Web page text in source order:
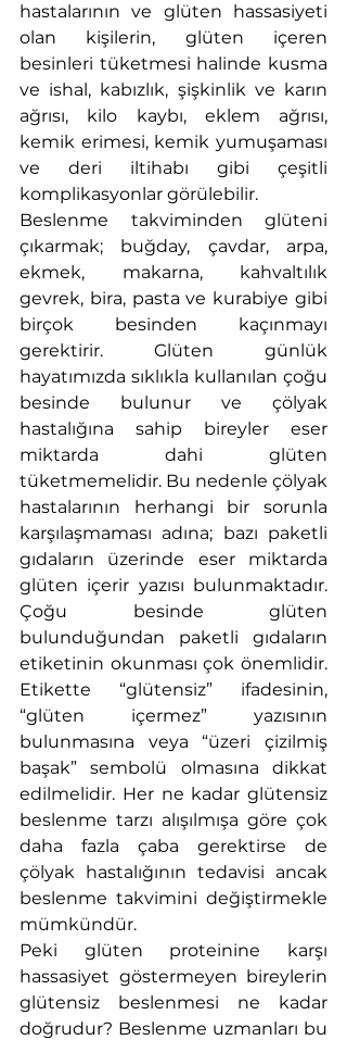
hastalarının ve glüten hassasiyeti
olan kişilerin, glüten içeren
besinleri tüketmesi halinde kusma
ve ishal, kabızlık, şişkinlik ve karın
ağrısı, kilo kaybı, eklem ağrısı,
kemik erimesi, kemik yumuşaması
ve deri iltihabı gibi çeşitli
komplikasyonlar görülebilir.
Beslenme takviminden glüteni
çıkarmak; buğday, çavdar, arpa,
ekmek, makarna, kahvaltılık
gevrek, bira, pasta ve kurabiye gibi
birçok besinden kaçınmayı
gerektirir. Glüten günlük
hayatımızda sıklıkla kullanılan çoğu
besinde bulunur ve çölyak
hastalığına sahip bireyler eser
miktarda dahi glüten
tüketmemelidir. Bu nedenle çölyak
hastalarının herhangi bir sorunla
karşılaşmaması adına; bazı paketli
gıdaların üzerinde eser miktarda
glüten içerir yazısı bulunmaktadır.
Çoğu besinde glüten
bulunduğundan paketli gıdaların
etiketinin okunması çok önemlidir.
Etikette “glütensiz” ifadesinin,
“glüten içermez” yazısının
bulunmasına veya “üzeri çizilmiş
başak” sembolü olmasına dikkat
edilmelidir. Her ne kadar glütensiz
beslenme tarzı alışılmışa göre çok
daha fazla çaba gerektirse de
çölyak hastalığının tedavisi ancak
beslenme takvimini değiştirmekle
mümkündür.
Peki glüten proteinine karşı
hassasiyet göstermeyen bireylerin
glütensiz beslenmesi ne kadar
doğrudur? Beslenme uzmanları bu